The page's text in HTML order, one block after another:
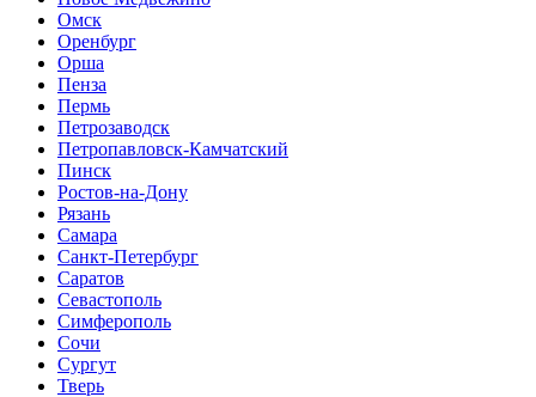
Омск
Оренбург
Орша
Пенза
Пермь
Петрозаводск
Петропавловск-Камчатский
Пинск
Ростов-на-Дону
Рязань
Самара
Санкт-Петербург
Саратов
Севастополь
Симферополь
Сочи
Сургут
Тверь